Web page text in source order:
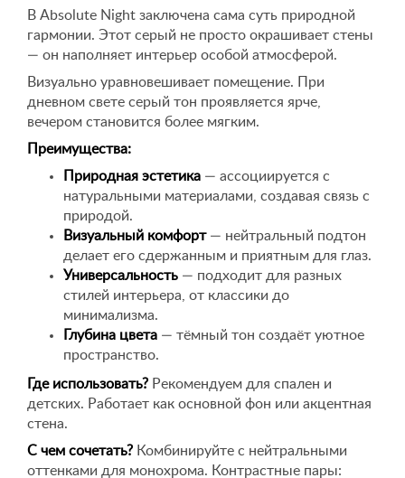
В Absolute Night заключена сама суть природной
гармонии. Этот серый не просто окрашивает стены
— он наполняет интерьер особой атмосферой.
Визуально уравновешивает помещение. При
дневном свете серый тон проявляется ярче,
вечером становится более мягким.
Преимущества:
Природная эстетика — ассоциируется с
натуральными материалами, создавая связь с
природой.
Визуальный комфорт— нейтральный подтон
делает его сдержанным и приятным для глаз.
Универсальность — подходит для разных
стилей интерьера, от классики до
минимализма.
Глубина цвета — тёмный тон создаёт уютное
пространство.
Где использовать? Рекомендуем для спален и
детских. Работает как основной фон или акцентная
стена.
С чем сочетать? Комбинируйте с нейтральными
оттенками для монохрома. Контрастные пары: